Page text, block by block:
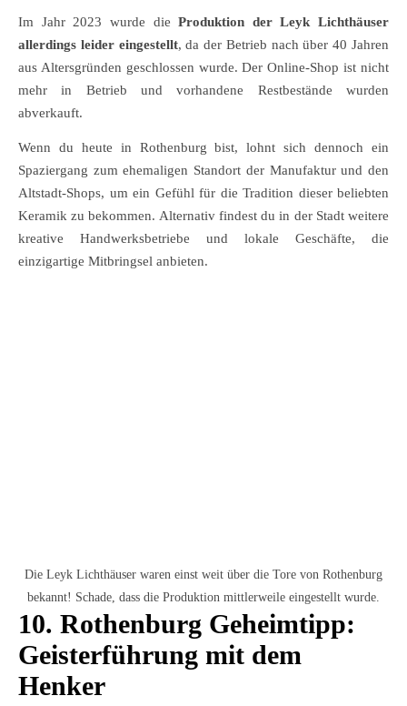
Im Jahr 2023 wurde dieProduktion der Leyk Lichthäuser
allerdings leider eingestellt, da der Betrieb nach über 40 Jahren
aus Altersgründen geschlossen wurde. Der Online-Shop ist nicht
mehr in Betrieb und vorhandene Restbestände wurden
abverkauft.
Wenn du heute in Rothenburg bist, lohnt sich dennoch ein
Spaziergang zum ehemaligen Standort der Manufaktur und den
Altstadt-Shops, um ein Gefühl für die Tradition dieser beliebten
Keramik zu bekommen. Alternativ findest du in der Stadt weitere
kreative Handwerksbetriebe und lokale Geschäfte, die
einzigartige Mitbringsel anbieten.
Die Leyk Lichthäuser waren einst weit über die Tore von Rothenburg
bekannt! Schade, dass die Produktion mittlerweile eingestellt wurde.
10. Rothenburg Geheimtipp:
Geisterführung mit dem
Henker